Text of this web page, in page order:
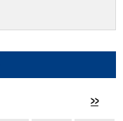
>>